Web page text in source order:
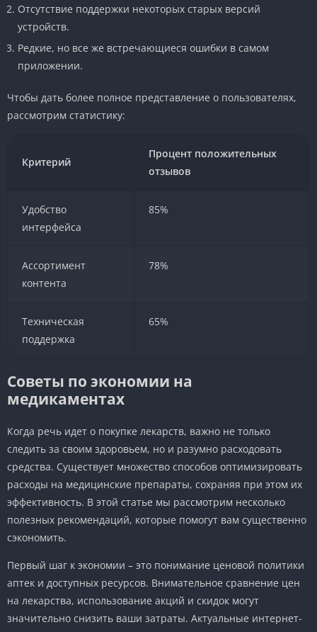
Отсутствие поддержки некоторых старых версий
устройств.
Редкие, но все же встречающиеся ошибки в самом
приложении.
Чтобы дать более полное представление о пользователях,
рассмотрим статистику:
Критерий
Процент положительных
отзывов
Удобство
интерфейса
85%
Ассортимент
контента
78%
Техническая
поддержка
65%
Советы по экономии на
медикаментах
Когда речь идет о покупке лекарств, важно не только
следить за своим здоровьем, но и разумно расходовать
средства. Существует множество способов оптимизировать
расходы на медицинские препараты, сохраняя при этом их
эффективность. В этой статье мы рассмотрим несколько
полезных рекомендаций, которые помогут вам существенно
сэкономить.
Первый шаг к экономии – это понимание ценовой политики
аптек и доступных ресурсов. Внимательное сравнение цен
на лекарства, использование акций и скидок могут
значительно снизить ваши затраты. Актуальные интернет-